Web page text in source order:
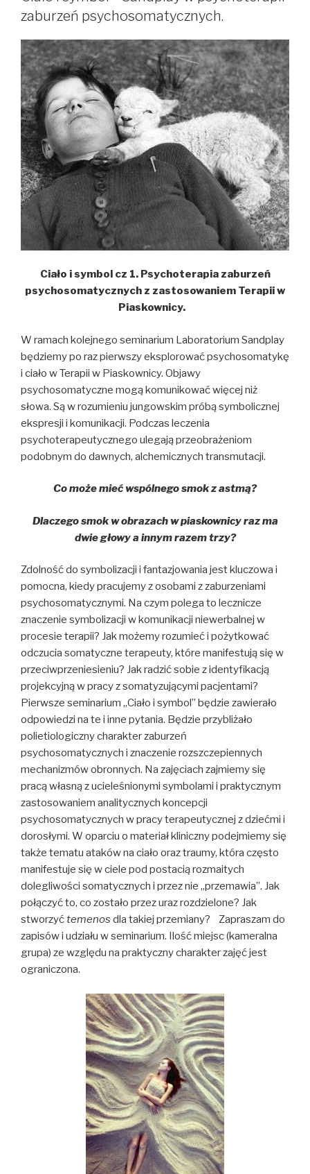
zaburzeń psychosomatycznych.
Ciało i symbol cz 1. Psychoterapia zaburzeń
psychosomatycznych z zastosowaniem Terapii w
Piaskownicy.
W ramach kolejnego seminarium Laboratorium Sandplay
będziemy po raz pierwszy eksplorować psychosomatykę
i ciało w Terapii w Piaskownicy. Objawy
psychosomatyczne mogą komunikować więcej niż
słowa. Są w rozumieniu jungowskim próbą symbolicznej
ekspresji i komunikacji. Podczas leczenia
psychoterapeutycznego ulegają przeobrażeniom
podobnym do dawnych, alchemicznych transmutacji.
Co może mieć wspólnego smok z astmą?
Dlaczego smok w obrazach w piaskownicy raz ma
dwie głowy a innym razem trzy?
Zdolność do symbolizacji i fantazjowania jest kluczowa i
pomocna, kiedy pracujemy z osobami z zaburzeniami
psychosomatycznymi. Na czym polega to lecznicze
znaczenie symbolizacji w komunikacji niewerbalnej w
procesie terapii? Jak możemy rozumieć i pożytkować
odczucia somatyczne terapeuty, które manifestują się w
przeciwprzeniesieniu? Jak radzić sobie z identyfikacją
projekcyjną w pracy z somatyzującymi pacjentami?
Pierwsze seminarium „Ciało i symbol” będzie zawierało
odpowiedzi na te i inne pytania. Będzie przybliżało
polietiologiczny charakter zaburzeń
psychosomatycznych i znaczenie rozszczepiennych
mechanizmów obronnych. Na zajęciach zajmiemy się
pracą własną z ucieleśnionymi symbolami i praktycznym
zastosowaniem analitycznych koncepcji
psychosomatycznych w pracy terapeutycznej z dziećmi i
dorosłymi. W oparciu o materiał kliniczny podejmiemy się
także tematu ataków na ciało oraz traumy, która często
manifestuje się w ciele pod postacią rozmaitych
dolegliwości somatycznych i przez nie „przemawia”. Jak
połączyć to, co zostało przez uraz rozdzielone? Jak
stworzyćtemenos dla takiej przemiany? Zapraszam do
zapisów i udziału w seminarium. Ilość miejsc (kameralna
grupa) ze względu na praktyczny charakter zajęć jest
ograniczona.